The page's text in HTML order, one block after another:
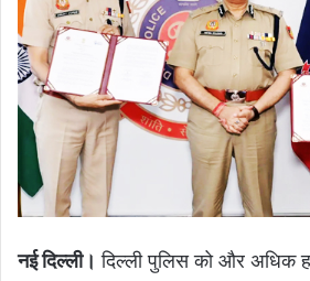
नई दिल्ली। दिल्ली पुलिस को और अधिक